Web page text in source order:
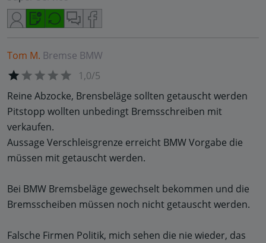
Tom M. Bremse BMW
1,0/5
Reine Abzocke, Brensbeläge sollten getauscht werden
Pitstopp wollten unbedingt Bremsschreiben mit
verkaufen.
Aussage Verschleisgrenze erreicht BMW Vorgabe die
müssen mit getauscht werden.
Bei BMW Bremsbeläge gewechselt bekommen und die
Bremsscheiben müssen noch nicht getauscht werden.
Falsche Firmen Politik, mich sehen die nie wieder, das